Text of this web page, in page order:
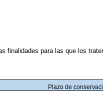
finalidades para las que los
Plazo de